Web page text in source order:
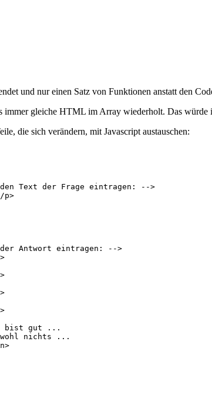
und nur einen Satz von Funktionen anstatt den
immer gleiche HTML im Array wiederholt. Das würde
die sich verändern, mit Javascript austauschen: